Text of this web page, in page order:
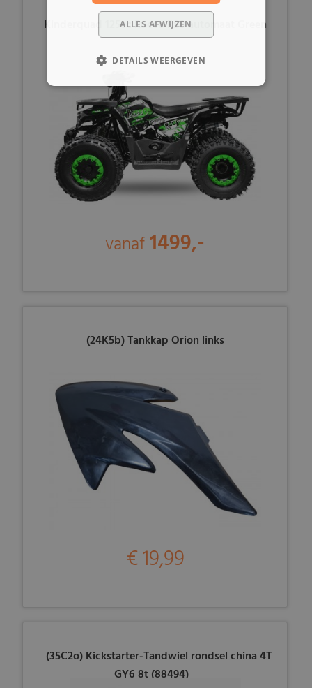
Kinderquad 125cc Rocco RS8 automaat Green
vanaf1499,-
(24K5b) Tankkap Orion links
€ 19,99
(35C2o) Kickstarter-Tandwiel rondsel china 4T
GY6 8t (88494)
ALLES AFWIJZEN
DETAILS WEERGEVEN